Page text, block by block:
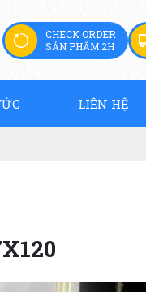
CHECK ORDER
SẢN PHẨM 2H
LIÊN HỆ